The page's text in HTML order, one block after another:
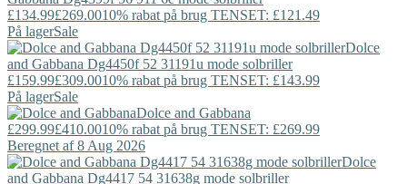
£134.99£269.0010% rabat på brug TENSET: £121.49
På lagerSale
Dolce
and Gabbana Dg4450f 52 31191u mode solbriller
£159.99£309.0010% rabat på brug TENSET: £143.99
På lagerSale
Dolce and Gabbana
£299.99£410.0010% rabat på brug TENSET: £269.99
Beregnet af 8 Aug 2026
Dolce
and Gabbana Dg4417 54 31638g mode solbriller